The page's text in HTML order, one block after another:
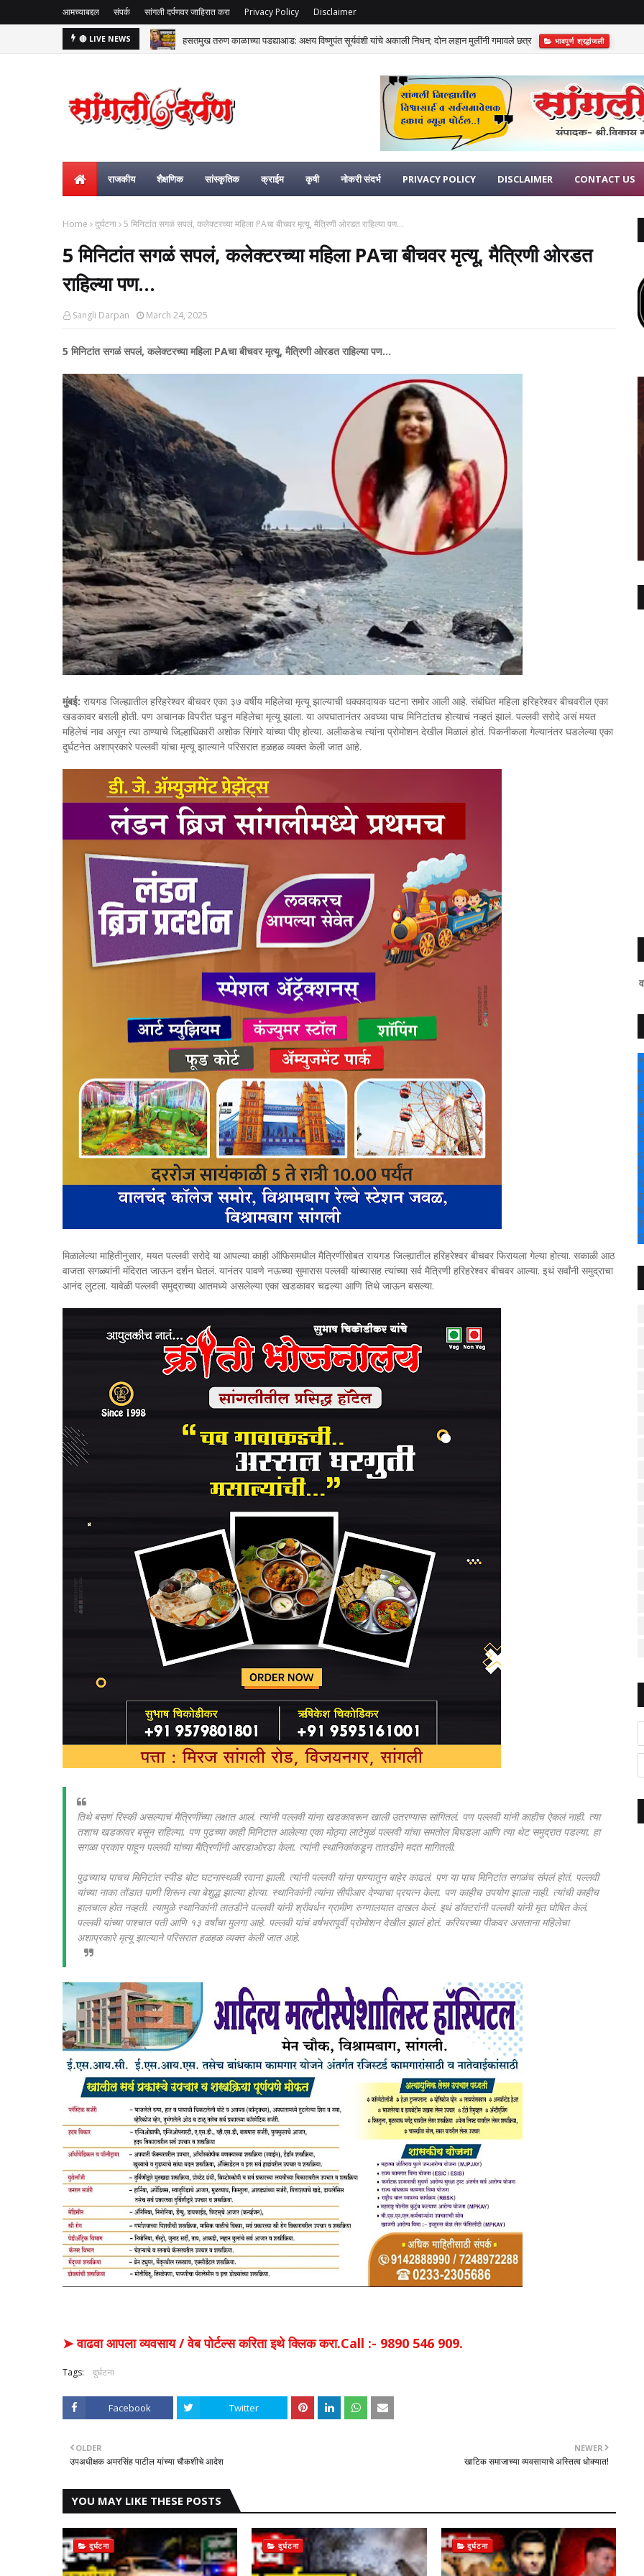
आमच्याबद्दल संपर्क सांगली दर्पणवर जाहिरात करा Privacy Policy Disclaimer
🔴 LIVE NEWS हसतमुख तरुण काळाच्या पडद्याआड: अक्षय विष्णुपंत सूर्यवंशी यांचे अकाली निधन; दोन लहान मुलींनी गमावले छत्र भावपूर्ण श्रद्धांजली
राजकीय शैक्षणिक सांस्कृतिक क्राईम कृषी नोकरी संदर्भ PRIVACY POLICY DISCLAIMER CONTACT US
Home दुर्घटना 5 मिनिटांत सगळं सपलं, कलेक्टरच्या महिला PAचा बीचवर मृत्यू, मैत्रिणी ओरडत राहिल्या पण...
5 मिनिटांत सगळं सपलं, कलेक्टरच्या महिला PAचा बीचवर मृत्यू, मैत्रिणी ओरडत
राहिल्या पण...
Sangli Darpan March 24, 2025
5 मिनिटांत सगळं सपलं, कलेक्टरच्या महिला PAचा बीचवर मृत्यू, मैत्रिणी ओरडत राहिल्या पण...
मुंबई: रायगड जिल्ह्यातील हरिहरेश्वर बीचवर एका ३७ वर्षीय महिलेचा मृत्यू झाल्याची धक्कादायक घटना समोर आली आहे. संबंधित महिला हरिहरेश्वर बीचवरील एका
खडकावर बसली होती. पण अचानक विपरीत घडून महिलेचा मृत्यू झाला. या अपघातानंतर अवघ्या पाच मिनिटांतच होत्याचं नव्हतं झालं. पल्लवी सरोदे असं मयत
महिलेचं नाव असून त्या ठाण्याचे जिल्हाधिकारी अशोक सिंगारे यांच्या पीए होत्या. अलीकडेच त्यांना प्रोमोशन देखील मिळालं होतं. पिकनीकला गेल्यानंतर घडलेल्या एका
दुर्घटनेत अशाप्रकारे पल्लवी यांचा मृत्यू झाल्याने परिसरात हळहळ व्यक्त केली जात आहे.
मिळालेल्या माहितीनुसार, मयत पल्लवी सरोदे या आपल्या काही ऑफिसमधील मैत्रिणींसोबत रायगड जिल्ह्यातील हरिहरेश्वर बीचवर फिरायला गेल्या होत्या. सकाळी आठ
वाजता सगळ्यांनी मंदिरात जाऊन दर्शन घेतलं. यानंतर पावणे नऊच्या सुमारास पल्लवी यांच्यासह त्यांच्या सर्व मैत्रिणी हरिहरेश्वर बीचवर आल्या. इथं सर्वांनी समुद्राचा
आनंद लुटला. यावेळी पल्लवी समुद्राच्या आतमध्ये असलेल्या एका खडकावर चढल्या आणि तिथे जाऊन बसल्या.
तिथे बसणं रिस्की असल्याचं मैत्रिणींच्या लक्षात आलं. त्यांनी पल्लवी यांना खडकावरून खाली उतरण्यास सांगितलं. पण पल्लवी यांनी काहीच ऐकलं नाही. त्या
तशाच खडकावर बसून राहिल्या. पण पुढच्या काही मिनिटात आलेल्या एका मोठ्या लाटेमुळं पल्लवी यांचा समतोल बिघडला आणि त्या थेट समुद्रात पडल्या. हा
सगळा प्रकार पाहून पल्लवी यांच्या मैत्रिणींनी आरडाओरडा केला. त्यांनी स्थानिकांकडून तातडीने मदत मागितली.
पुढच्याच पाचच मिनिटांत स्पीड बोट घटनास्थळी रवाना झाली. त्यांनी पल्लवी यांना पाण्यातून बाहेर काढलं. पण या पाच मिनिटांत सगळंच संपलं होतं. पल्लवी
यांच्या नाका तोंडात पाणी शिरून त्या बेशुद्ध झाल्या होत्या. स्थानिकांनी त्यांना सीपीआर देण्याचा प्रयत्न केला. पण काहीच उपयोग झाला नाही. त्यांची काहीच
हालचाल होत नव्हती. त्यामुळे स्थानिकांनी तातडीने पल्लवी यांनी श्रीवर्धन ग्रामीण रुग्णालयात दाखल केलं. इथं डॉक्टरांनी पल्लवी यांनी मृत घोषित केलं.
पल्लवी यांच्या पाश्चात पती आणि १३ वर्षांचा मुलगा आहे. पल्लवी यांचं वर्षभरापूर्वी प्रोमोशन देखील झालं होतं. करियरच्या पीकवर असताना महिलेचा
अशाप्रकारे मृत्यू झाल्याने परिसरात हळहळ व्यक्त केली जात आहे.
➤ वाढवा आपला व्यवसाय / वेब पोर्टल्स करिता इथे क्लिक करा.Call :- 9890 546 909.
Tags: दुर्घटना
Facebook Twitter
NEWER
खाटिक समाजाच्या व्यवसायाचे अस्तित्व धोक्यात!
OLDER
उपअधीक्षक अमरसिंह पाटील यांच्या चौकशीचे आदेश
YOU MAY LIKE THESE POSTS
दुर्घटना दुर्घटना दुर्घटना
" सांगली दर्पण न्यूज वर आपल्या सर्वांचे
+
°
C
+
+